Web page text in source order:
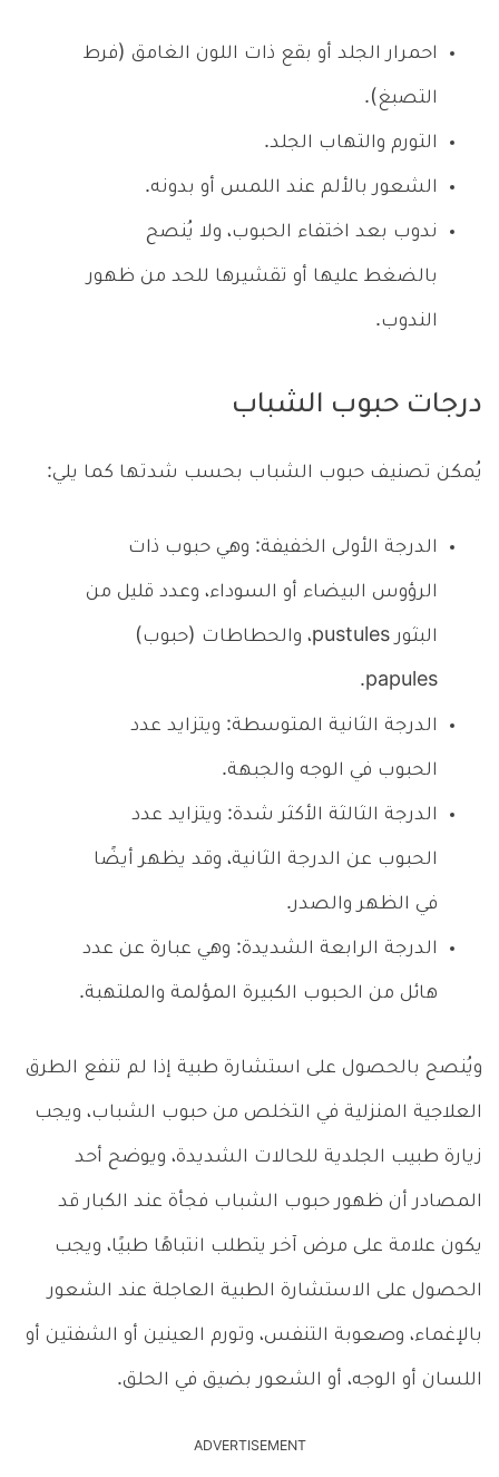
احمرار الجلد أو بقع ذات اللون الغامق (فرط
التصبغ).
التورم والتهاب الجلد.
الشعور بالألم عند اللمس أو بدونه.
ندوب بعد اختفاء الحبوب، ولا يُنصح
بالضغط عليها أو تقشيرها للحد من ظهور
الندوب.
درجات حبوب الشباب
يُمكن تصنيف حبوب الشباب بحسب شدتها كما يلي:
الدرجة الأولى الخفيفة: وهي حبوب ذات
الرؤوس البيضاء أو السوداء، وعدد قليل من
البثور pustules، والحطاطات (حبوب)
papules.
الدرجة الثانية المتوسطة: ويتزايد عدد
الحبوب في الوجه والجبهة.
الدرجة الثالثة الأكثر شدة: ويتزايد عدد
الحبوب عن الدرجة الثانية، وقد يظهر أيضًا
في الظهر والصدر.
الدرجة الرابعة الشديدة: وهي عبارة عن عدد
هائل من الحبوب الكبيرة المؤلمة والملتهبة.
ويُنصح بالحصول على استشارة طبية إذا لم تنفع الطرق
العلاجية المنزلية في التخلص من حبوب الشباب، ويجب
زيارة طبيب الجلدية للحالات الشديدة، ويوضح أحد
المصادر أن ظهور حبوب الشباب فجأة عند الكبار قد
يكون علامة على مرض آخر يتطلب انتباهًا طبيًا، ويجب
الحصول على الاستشارة الطبية العاجلة عند الشعور
بالإغماء، وصعوبة التنفس، وتورم العينين أو الشفتين أو
اللسان أو الوجه، أو الشعور بضيق في الحلق.
ADVERTISEMENT